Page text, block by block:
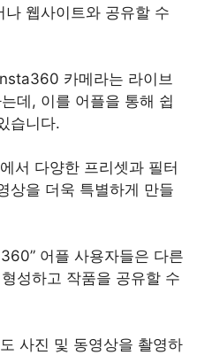
웹사이트와 공유할 수
카메라는 라이브
데, 이를 어플을 통해 쉽
습니다.
서 다양한 프리셋과 필터
상을 더욱 특별하게 만들
어플 사용자들은 다른
성하고 작품을 공유할 수
사진 및 동영상을 촬영하